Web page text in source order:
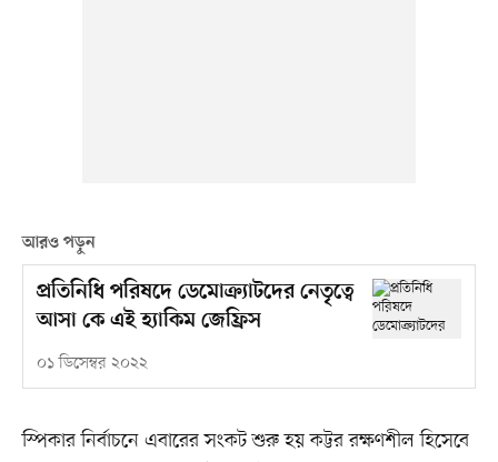
আরও পড়ুন
প্রতিনিধি পরিষদে ডেমোক্র্যাটদের নেতৃত্বে
আসা কে এই হ্যাকিম জেফ্রিস
০১ ডিসেম্বর ২০২২
স্পিকার নির্বাচনে এবারের সংকট শুরু হয় কট্টর রক্ষণশীল হিসেবে